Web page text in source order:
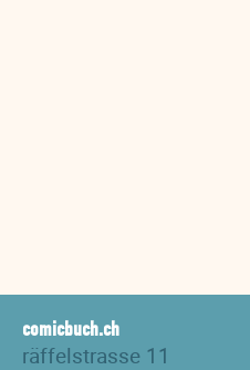
comicbuch.ch
räffelstrasse 11